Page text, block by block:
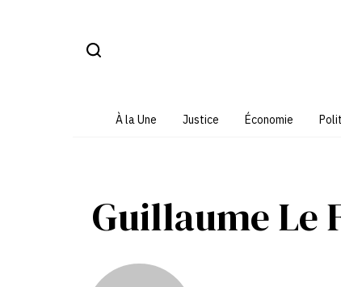
À la Une Justice Économie
Guillaume Le